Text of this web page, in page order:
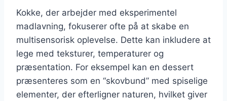
Kokke, der arbejder med eksperimentel
madlavning, fokuserer ofte på at skabe en
multisensorisk oplevelse. Dette kan inkludere at
lege med teksturer, temperaturer og
præsentation. For eksempel kan en dessert
præsenteres som en “skovbund” med spiselige
elementer, der efterligner naturen, hvilket giver